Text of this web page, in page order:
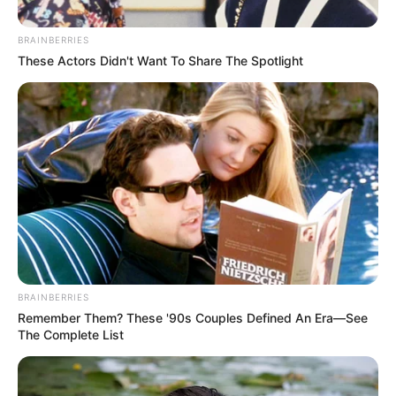
Fondo: video de la comunidad / Colprensa-
Gobernación del Tolima
Gobernadora del Tolima pide proteger menores en Ataco
Por:Manuel Alejandro Brisneda Díaz
Mayo 9, 2026
BRAINBERRIES
These Actors Didn't Want To Share The Spotlight
BRAINBERRIES
Remember Them? These '90s Couples Defined An Era—See
The Complete List